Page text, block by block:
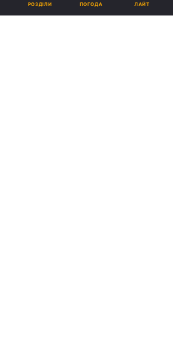
на нас в Google
РОЗДІЛИ ПОГОДА ЛАЙТ